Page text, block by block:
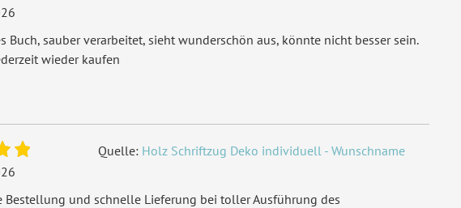
Buch, sauber verarbeitet, sieht wunderschön aus, könnte nicht besser sein.
wieder kaufen
Quelle: Holz Schriftzug Deko individuell - Wunschname
Bestellung und schnelle Lieferung bei toller Ausführung des